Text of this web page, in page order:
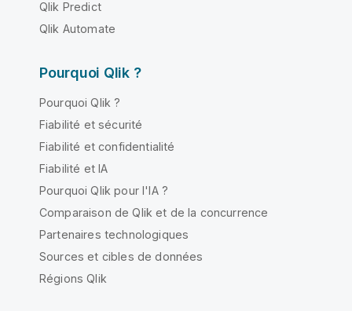
Qlik Predict
Qlik Automate
Pourquoi Qlik ?
Pourquoi Qlik ?
Fiabilité et sécurité
Fiabilité et confidentialité
Fiabilité et IA
Pourquoi Qlik pour l'IA ?
Comparaison de Qlik et de la concurrence
Partenaires technologiques
Sources et cibles de données
Régions Qlik